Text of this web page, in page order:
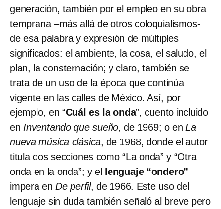
generación, también por el empleo en su obra
temprana –más allá de otros coloquialismos-
de esa palabra y expresión de múltiples
significados: el ambiente, la cosa, el saludo, el
plan, la consternación; y claro, también se
trata de un uso de la época que continúa
vigente en las calles de México. Así, por
ejemplo, en “Cuál es la onda”, cuento incluido
en Inventando que sueño, de 1969; o enLa
nueva música clásica, de 1968, donde el autor
titula dos secciones como “La onda” y “Otra
onda en la onda”; y el
lenguaje “ondero”
impera enDe perfil, de 1966. Este uso del
lenguaje sin duda también señaló al breve pero